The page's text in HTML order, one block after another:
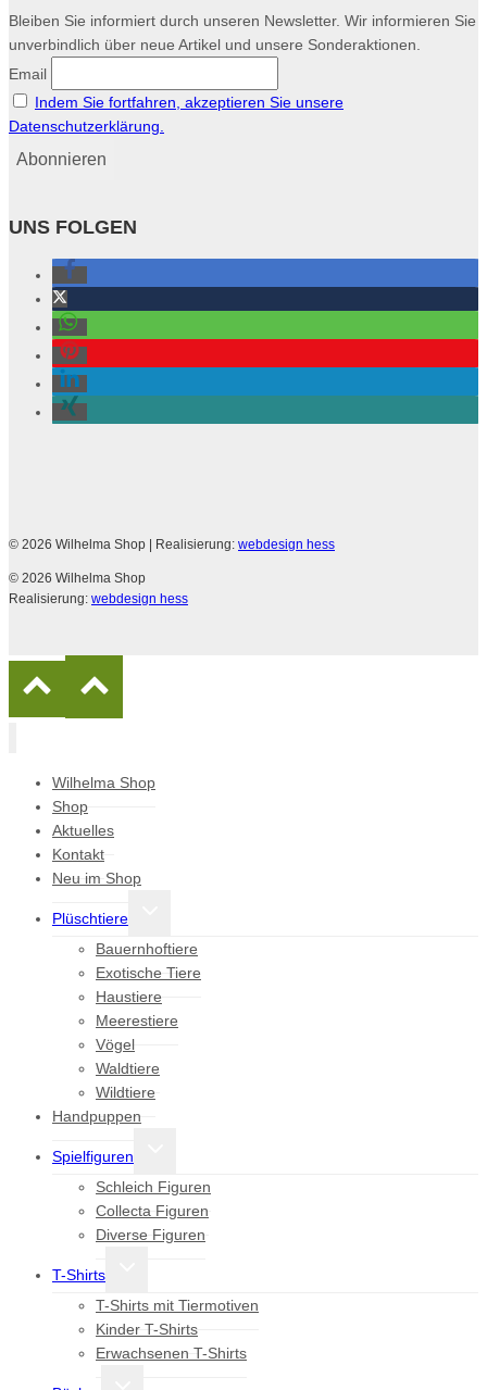
Bleiben Sie informiert durch unseren Newsletter. Wir informieren Sie
unverbindlich über neue Artikel und unsere Sonderaktionen.
Email
Indem Sie fortfahren, akzeptieren Sie unsere
Datenschutzerklärung.
UNS FOLGEN
© 2026 Wilhelma Shop | Realisierung: webdesign hess
© 2026 Wilhelma Shop
Realisierung: webdesign hess
Wilhelma Shop
Shop
Aktuelles
Kontakt
Neu im Shop
Plüschtiere
Bauernhoftiere
Exotische Tiere
Haustiere
Meerestiere
Vögel
Waldtiere
Wildtiere
Handpuppen
Spielfiguren
Schleich Figuren
Collecta Figuren
Diverse Figuren
T-Shirts
T-Shirts mit Tiermotiven
Kinder T-Shirts
Erwachsenen T-Shirts